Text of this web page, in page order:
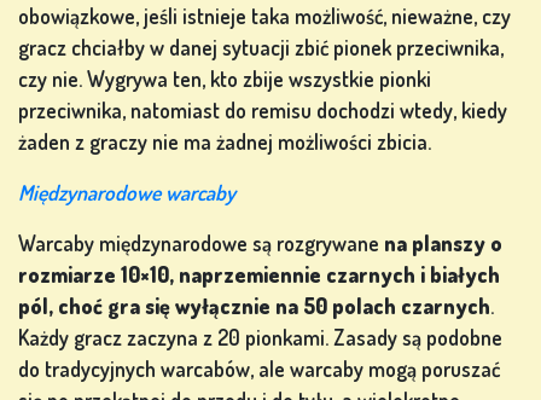
obowiązkowe, jeśli istnieje taka możliwość, nieważne, czy
gracz chciałby w danej sytuacji zbić pionek przeciwnika,
czy nie. Wygrywa ten, kto zbije wszystkie pionki
przeciwnika, natomiast do remisu dochodzi wtedy, kiedy
żaden z graczy nie ma żadnej możliwości zbicia.
Międzynarodowe warcaby
Warcaby międzynarodowe są rozgrywane na planszy o
rozmiarze 10×10, naprzemiennie czarnych i białych
pól, choć gra się wyłącznie na 50 polach czarnych.
Każdy gracz zaczyna z 20 pionkami. Zasady są podobne
do tradycyjnych warcabów, ale warcaby mogą poruszać